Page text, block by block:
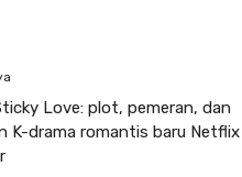
Love: plot, pemeran, dan
K-drama romantis baru Netflix